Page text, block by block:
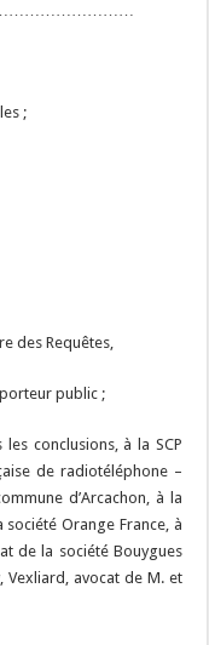
;
des Requêtes,
public ;
conclusions, à la SCP
de radiotéléphone –
d’Arcachon, à la
Orange France, à
de la société Bouygues
Vexliard, avocat de M. et